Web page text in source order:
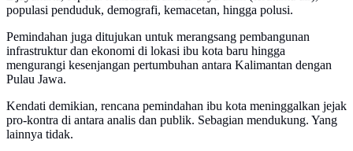
populasi penduduk, demografi, kemacetan, hingga polusi.
Pemindahan juga ditujukan untuk merangsang pembangunan
infrastruktur dan ekonomi di lokasi ibu kota baru hingga
mengurangi kesenjangan pertumbuhan antara Kalimantan dengan
Pulau Jawa.
Kendati demikian, rencana pemindahan ibu kota meninggalkan jejak
pro-kontra di antara analis dan publik. Sebagian mendukung. Yang
lainnya tidak.